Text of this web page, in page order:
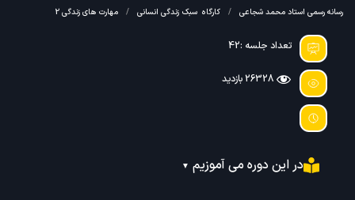
رسانه رسمی استاد محمد شجاعی کارگاه سبک زندگی انسانی مهارت‌ های زندگی 2
تعداد جلسه :42
در این دوره می آموزیم ▼